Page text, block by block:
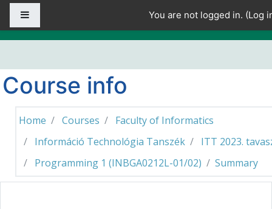
Skip to main content
You are not logged in. (Log
Course info
Home Courses
Faculty of Informatics
Információ Technológia Tanszék
ITT 2023.
Programming 1 (INBGA0212L-01/02)
Summary